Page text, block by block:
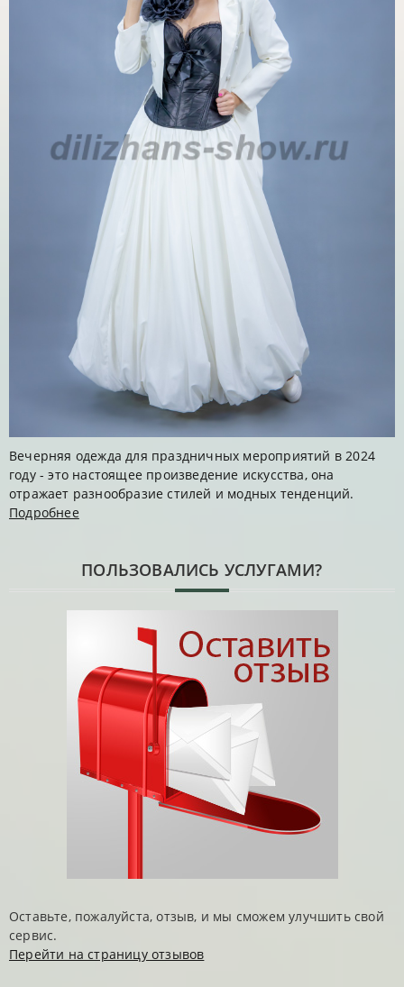
Вечерняя одежда для праздничных мероприятий в 2024
году - это настоящее произведение искусства, она
отражает разнообразие стилей и модных тенденций.
Подробнее
ПОЛЬЗОВАЛИСЬ УСЛУГАМИ?
Оставьте, пожалуйста, отзыв, и мы сможем улучшить свой
сервис.
Перейти на страницу отзывов